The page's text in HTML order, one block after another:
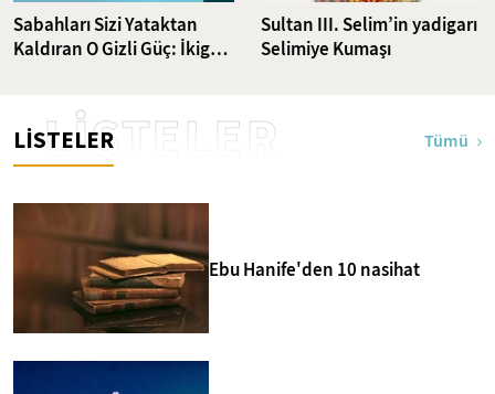
Sabahları Sizi Yataktan
Kaldıran O Gizli Güç: İkigai
Sultan III. Selim’in yadigarı
Selimiye Kumaşı
LİSTELER
LİSTELER Tümü
Ebu Hanife'den 10 nasihat